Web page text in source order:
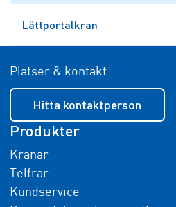
Lättportalkran
Platser & kontakt
Hitta kontaktperson
Produkter
Kranar
Telfrar
Kundservice